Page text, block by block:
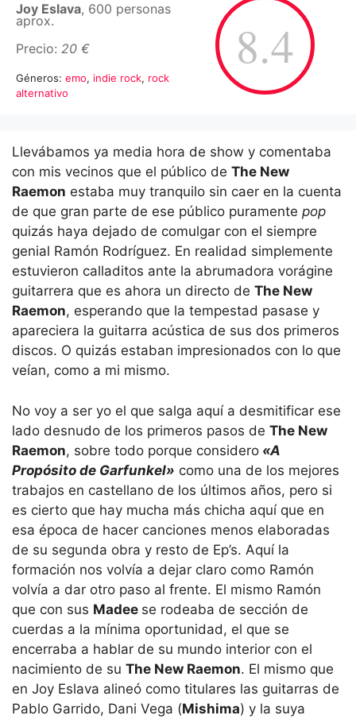
8.4
Joy Eslava, 600 personas
aprox.
Precio: 20 €
Géneros: emo, indie rock, rock
alternativo
Llevábamos ya media hora de show y comentaba
con mis vecinos que el público de The New
Raemon estaba muy tranquilo sin caer en la cuenta
de que gran parte de ese público puramente pop
quizás haya dejado de comulgar con el siempre
genial Ramón Rodríguez. En realidad simplemente
estuvieron calladitos ante la abrumadora vorágine
guitarrera que es ahora un directo de The New
Raemon, esperando que la tempestad pasase y
apareciera la guitarra acústica de sus dos primeros
discos. O quizás estaban impresionados con lo que
veían, como a mi mismo.
No voy a ser yo el que salga aquí a desmitificar ese
lado desnudo de los primeros pasos de The New
Raemon, sobre todo porque considero «A
Propósito de Garfunkel» como una de los mejores
trabajos en castellano de los últimos años, pero si
es cierto que hay mucha más chicha aquí que en
esa época de hacer canciones menos elaboradas
de su segunda obra y resto de Ep’s. Aquí la
formación nos volvía a dejar claro como Ramón
volvía a dar otro paso al frente. El mismo Ramón
que con sus Madee se rodeaba de sección de
cuerdas a la mínima oportunidad, el que se
encerraba a hablar de su mundo interior con el
nacimiento de su The New Raemon. El mismo que
en Joy Eslava alineó como titulares las guitarras de
Pablo Garrido, Dani Vega (Mishima) y la suya